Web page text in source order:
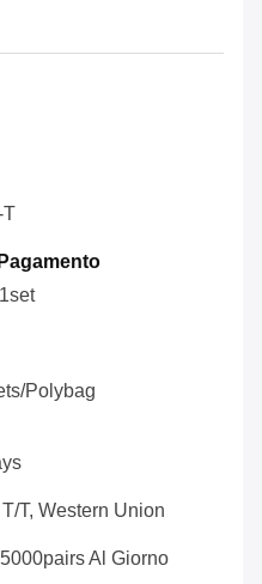
1set
polybag
T/T, Western Union
5000pairs Al Giorno